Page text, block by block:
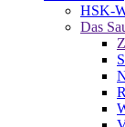
HSK-
Das